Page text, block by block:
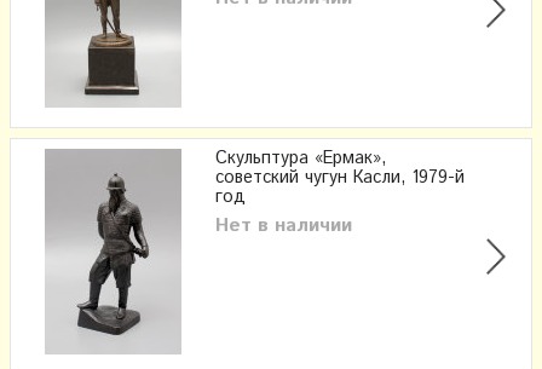
Скульптура «Ермак»,
советский чугун Касли, 1979-й
год
Нет в наличии